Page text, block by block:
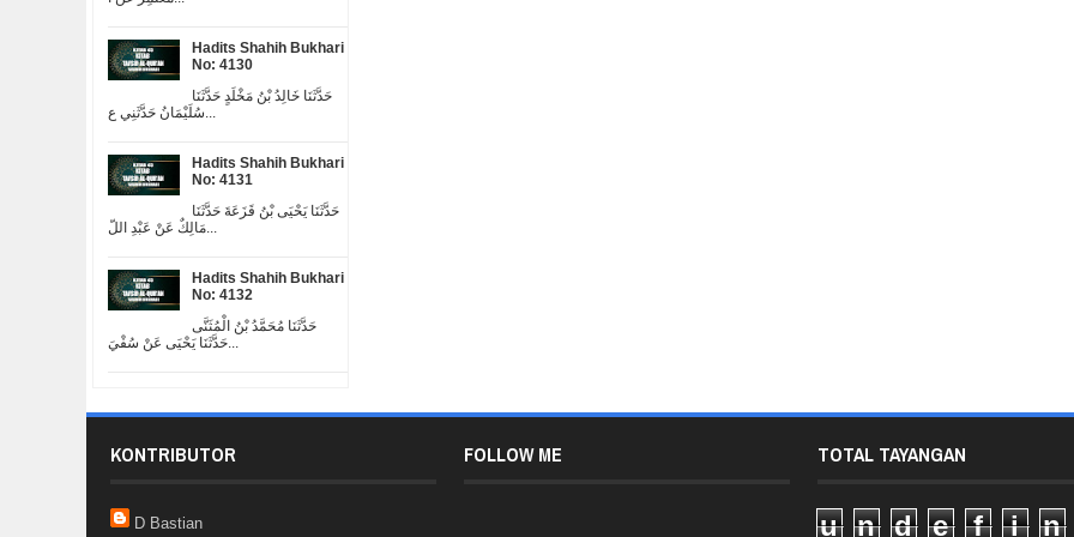
Hadits Shahih Bukhari
No: 4130
حَدَّثَنَا خَالِدُ بْنُ مَخْلَدٍ حَدَّثَنَا
سُلَيْمَانُ حَدَّثَنِي ع...
Hadits Shahih Bukhari
No: 4131
حَدَّثَنَا يَحْيَى بْنُ قَزَعَةَ حَدَّثَنَا
مَالِكٌ عَنْ عَبْدِ اللّ...
Hadits Shahih Bukhari
No: 4132
حَدَّثَنَا مُحَمَّدُ بْنُ الْمُثَنَّى
حَدَّثَنَا يَحْيَى عَنْ سُفْيَ...
KONTRIBUTOR
D Bastian
FOLLOW ME TOTAL TAYANGAN
u n d e f i n